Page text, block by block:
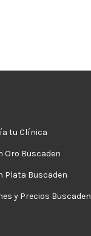
tu Clínica
Oro Buscaden
Plata Buscaden
y Precios Buscaden